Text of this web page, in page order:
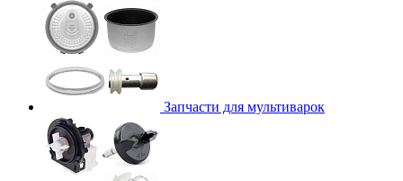
Запчасти для мультиварок